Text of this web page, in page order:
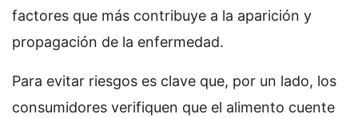
factores que más contribuye a la aparición y
propagación de la enfermedad.
Para evitar riesgos es clave que, por un lado, los
consumidores verifiquen que el alimento cuente